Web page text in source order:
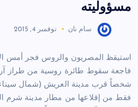
مسؤوليته
سام نان نوفمبر 4, 2015
استيقظ المصريون والروس فجر أمس
شخصاً قرب مدينة العريش (شمال
فقط من إقلاعها من مطار مدينة شرم